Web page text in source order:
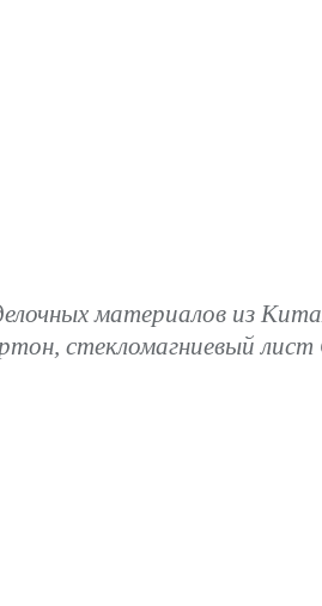
материалов из
стекломагниевый